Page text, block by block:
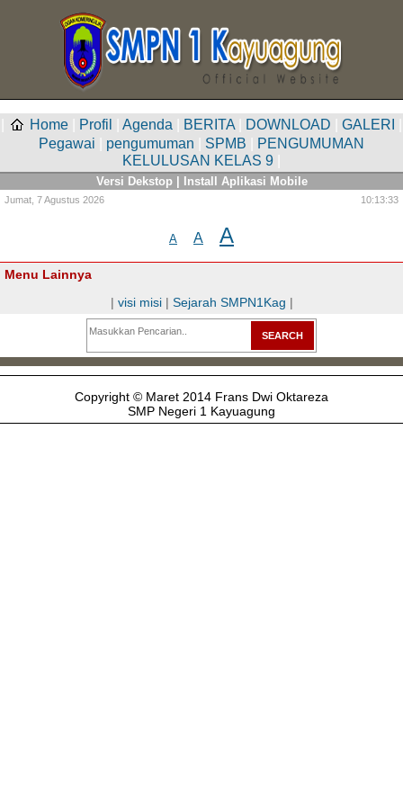
Home Profil Agenda BERITA DOWNLOAD GALERI
Pegawai
pengumuman SPMB
PENGUMUMAN
KELULUSAN KELAS 9
Versi Dekstop| Install Aplikasi Mobile
Jumat, 7 Agustus 2026 10:13:33
A A A
Menu Lainnya
| visi misi| Sejarah SMPN1Kag |
Copyright © Maret 2014 Frans Dwi Oktareza
SMP Negeri 1 Kayuagung